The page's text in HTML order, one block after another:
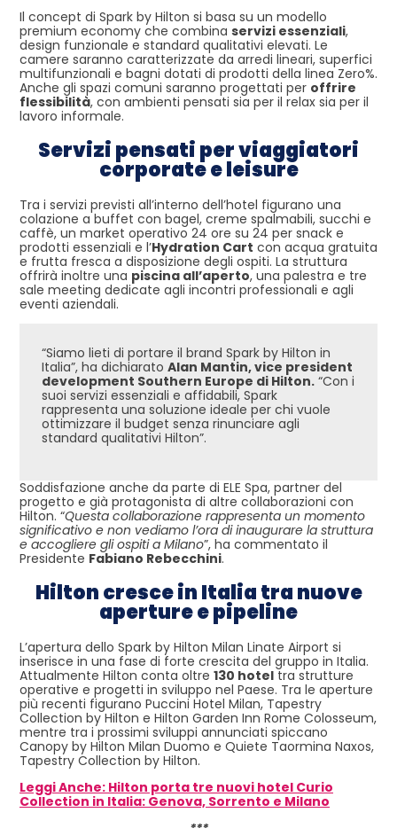
Il concept di Spark by Hilton si basa su un modello
premium economy che combina servizi essenziali,
design funzionale e standard qualitativi elevati. Le
camere saranno caratterizzate da arredi lineari, superfici
multifunzionali e bagni dotati di prodotti della linea Zero%.
Anche gli spazi comuni saranno progettati per offrire
flessibilità, con ambienti pensati sia per il relax sia per il
lavoro informale.
Servizi pensati per viaggiatori
corporate e leisure
Tra i servizi previsti all’interno dell’hotel figurano una
colazione a buffet con bagel, creme spalmabili, succhi e
caffè, un market operativo 24 ore su 24 per snack e
prodotti essenziali e l’Hydration Cart con acqua gratuita
e frutta fresca a disposizione degli ospiti. La struttura
offrirà inoltre una piscina all’aperto, una palestra e tre
sale meeting dedicate agli incontri professionali e agli
eventi aziendali.
“Siamo lieti di portare il brand Spark by Hilton in
Italia”, ha dichiarato Alan Mantin, vice president
development Southern Europe di Hilton. “Con i
suoi servizi essenziali e affidabili, Spark
rappresenta una soluzione ideale per chi vuole
ottimizzare il budget senza rinunciare agli
standard qualitativi Hilton”.
Soddisfazione anche da parte di ELE Spa, partner del
progetto e già protagonista di altre collaborazioni con
Hilton. “Questa collaborazione rappresenta un momento
significativo e non vediamo l’ora di inaugurare la struttura
e accogliere gli ospiti a Milano”, ha commentato il
Presidente Fabiano Rebecchini.
Hilton cresce in Italia tra nuove
aperture e pipeline
L’apertura dello Spark by Hilton Milan Linate Airport si
inserisce in una fase di forte crescita del gruppo in Italia.
Attualmente Hilton conta oltre 130 hoteltra strutture
operative e progetti in sviluppo nel Paese. Tra le aperture
più recenti figurano Puccini Hotel Milan, Tapestry
Collection by Hilton e Hilton Garden Inn Rome Colosseum,
mentre tra i prossimi sviluppi annunciati spiccano
Canopy by Hilton Milan Duomo e Quiete Taormina Naxos,
Tapestry Collection by Hilton.
Leggi Anche: Hilton porta tre nuovi hotel Curio
Collection in Italia: Genova, Sorrento e Milano
***